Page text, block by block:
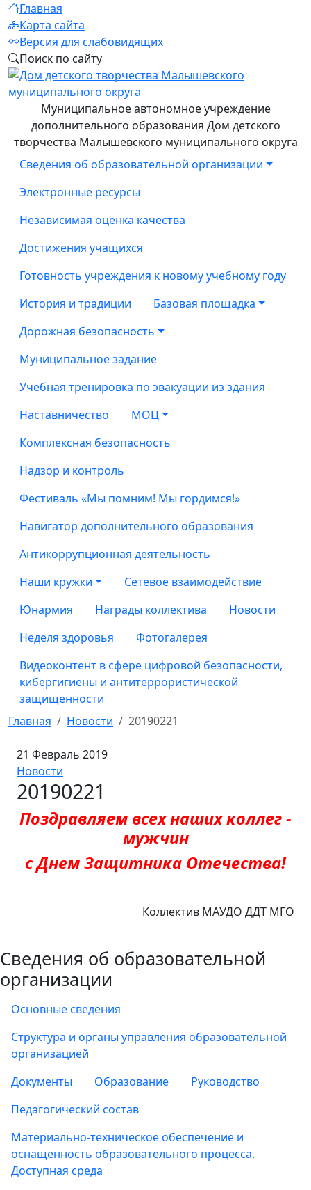
Главная
Карта сайта
Версия для слабовидящих
Поиск по сайту
Муниципальное автономное учреждение
дополнительного образования Дом детского
творчества Малышевского муниципального округа
Сведения об образовательной организации
Электронные ресурсы
Независимая оценка качества
Достижения учащихся
Готовность учреждения к новому учебному году
История и традиции
Базовая площадка
Дорожная безопасность
Муниципальное задание
Учебная тренировка по эвакуации из здания
Наставничество
МОЦ
Комплексная безопасность
Надзор и контроль
Фестиваль «Мы помним! Мы гордимся!»
Навигатор дополнительного образования
Антикоррупционная деятельность
Наши кружки
Сетевое взаимодействие
Юнармия
Награды коллектива
Новости
Неделя здоровья
Фотогалерея
Видеоконтент в сфере цифровой безопасности,
кибергигиены и антитеррористической
защищенности
Главная
Новости 20190221
21 Февраль 2019
Новости
20190221
Поздравляем всех наших коллег -
мужчин
с Днем Защитника Отечества!
Коллектив МАУДО ДДТ МГО
Сведения об образовательной
организации
Основные сведения
Структура и органы управления образовательной
организацией
Документы
Образование
Руководство
Педагогический состав
Материально-техническое обеспечение и
оснащенность образовательного процесса.
Доступная среда